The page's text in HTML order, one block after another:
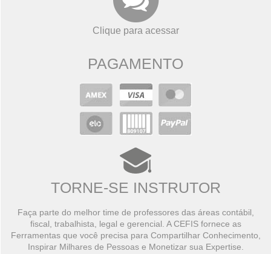
Clique para acessar
PAGAMENTO
TORNE-SE INSTRUTOR
Faça parte do melhor time de professores das áreas contábil,
fiscal, trabalhista, legal e gerencial. A CEFIS fornece as
Ferramentas que você precisa para Compartilhar Conhecimento,
Inspirar Milhares de Pessoas e Monetizar sua Expertise.